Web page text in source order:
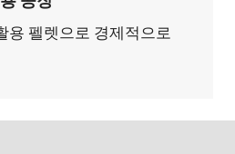
용 펠렛으로 경제적으로